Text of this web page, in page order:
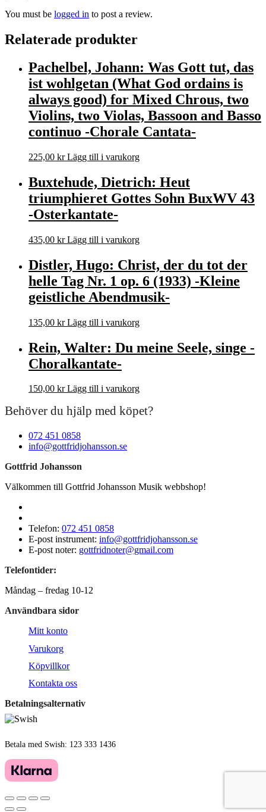
You must be logged in to post a review.
Relaterade produkter
Pachelbel, Johann: Was Gott tut, das
ist wohlgetan (What God ordains is
always good) for Mixed Chrous, two
Violins, two Violas, Bassoon and Basso
continuo -Chorale Cantata-
225,00 kr Lägg till i varukorg
Buxtehude, Dietrich: Heut
triumphieret Gottes Sohn BuxWV 43
-Osterkantate-
435,00 kr Lägg till i varukorg
Distler, Hugo: Christ, der du tot der
helle Tag Nr. 1 op. 6 (1933) -Kleine
geistliche Abendmusik-
135,00 kr Lägg till i varukorg
Rein, Walter: Du meine Seele, singe -
Choralkantate-
150,00 kr Lägg till i varukorg
Behöver du hjälp med köpet?
072 451 0858
info@gottfridjohansson.se
Gottfrid Johansson
Välkommen till Gottfrid Johansson Musik webbshop!
Telefon: 072 451 0858
E-post instrument: info@gottfridjohansson.se
E-post noter: gottfridnoter@gmail.com
Telefontider:
Måndag – fredag 10-12
Användbara sidor
Mitt konto
Varukorg
Köpvillkor
Kontakta oss
Betalningsalternativ
Betala med Swish: 123 333 1436